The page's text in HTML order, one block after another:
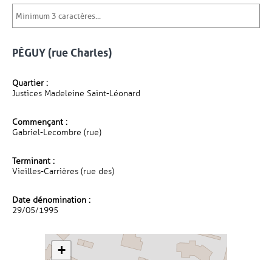
PÉGUY (rue Charles)
Quartier :
Justices Madeleine Saint-Léonard
Commençant :
Gabriel-Lecombre (rue)
Terminant :
Vieilles-Carrières (rue des)
Date dénomination :
29/05/1995
+